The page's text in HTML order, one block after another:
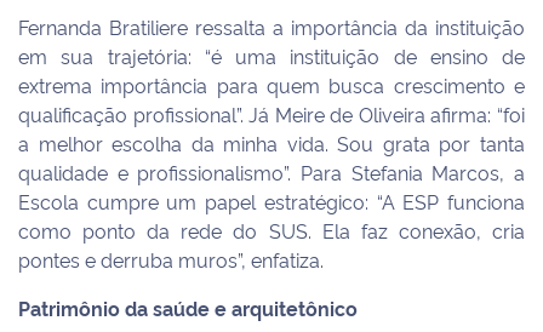
Fernanda Bratiliere ressalta a importância da instituição
em sua trajetória: “é uma instituição de ensino de
extrema importância para quem busca crescimento e
qualificação profissional”. Já Meire de Oliveira afirma: “foi
a melhor escolha da minha vida. Sou grata por tanta
qualidade e profissionalismo”. Para Stefania Marcos, a
Escola cumpre um papel estratégico: “A ESP funciona
como ponto da rede do SUS. Ela faz conexão, cria
pontes e derruba muros”, enfatiza.
Patrimônio da saúde e arquitetônico